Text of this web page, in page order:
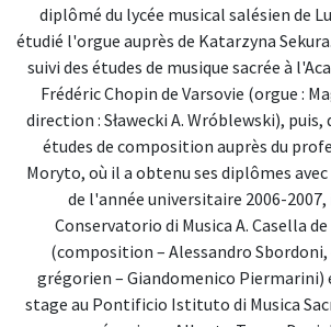
diplômé du lycée musical salésien de
étudié l'orgue auprès de Katarzyna
suivi des études de musique sacrée à
Frédéric Chopin de Varsovie (orgue :
direction : Sławecki A. Wróblewski), puis,
études de composition auprès du
Moryto, où il a obtenu ses diplômes
de l'année universitaire 2006-2007,
Conservatorio di Musica A. Casella
(composition – Alessandro
grégorien – Giandomenico Piermarini)
stage au Pontificio Istituto di Musica